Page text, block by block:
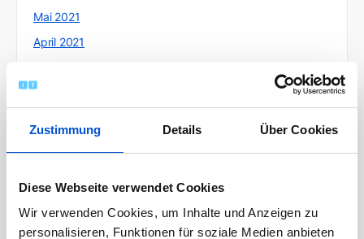
Zustimmung Details Über Cookies
Diese Webseite verwendet Cookies
Wir verwenden Cookies, um Inhalte und Anzeigen zu
personalisieren, Funktionen für soziale Medien anbieten
Mai 2021
April 2021
Februar 2021
Oktober 2020
September 2020